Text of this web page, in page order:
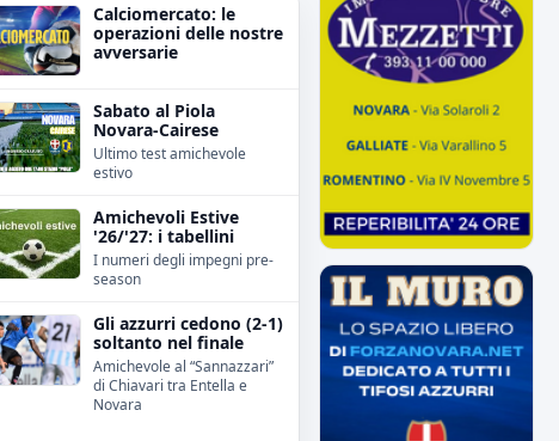
Calciomercato: le
operazioni delle nostre
avversarie
Sabato al Piola
Novara-Cairese
Ultimo test amichevole
estivo
Amichevoli Estive
'26/'27: i tabellini
I numeri degli impegni pre-
season
Gli azzurri cedono (2-1)
soltanto nel finale
Amichevole al “Sannazzari”
di Chiavari tra Entella e
Novara